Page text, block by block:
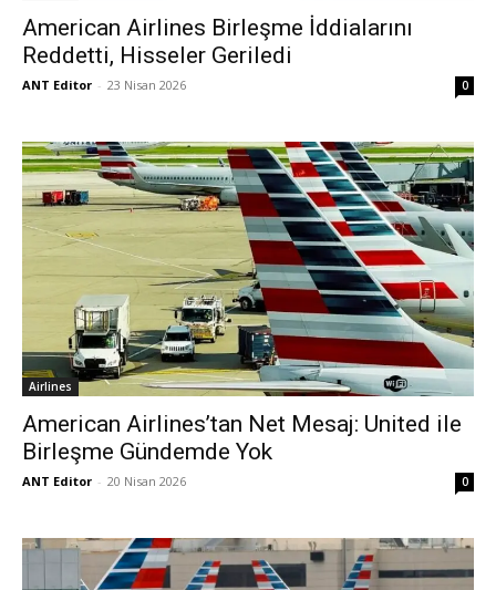
American Airlines Birleşme İddialarını
Reddetti, Hisseler Geriledi
ANT Editor - 23 Nisan 2026 0
Airlines
American Airlines’tan Net Mesaj: United ile
Birleşme Gündemde Yok
ANT Editor - 20 Nisan 2026 0